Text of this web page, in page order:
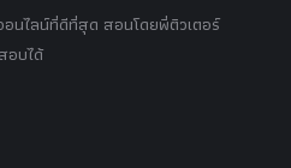
อนไลน์ที่ดีที่สุด สอนโดยพี่ติวเตอร์
อบได้